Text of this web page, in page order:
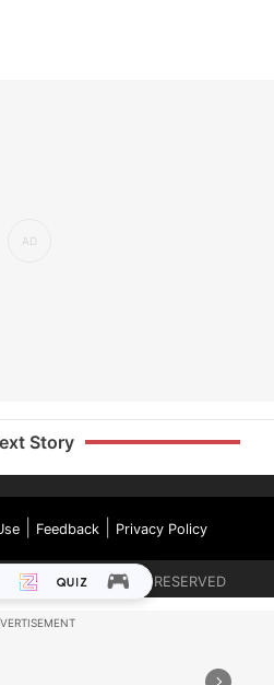
Story
| Feedback| Privacy Policy
LIMITED. ALL RIGHTS RESERVED